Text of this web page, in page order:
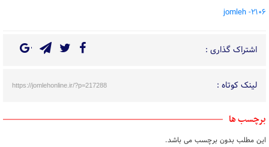
۲۱۰۶- jomleh
اشتراک گذاری :
لینک کوتاه : https://jomlehonline.ir/?p=217288
برچسب ها
این مطلب بدون برچسب می باشد.